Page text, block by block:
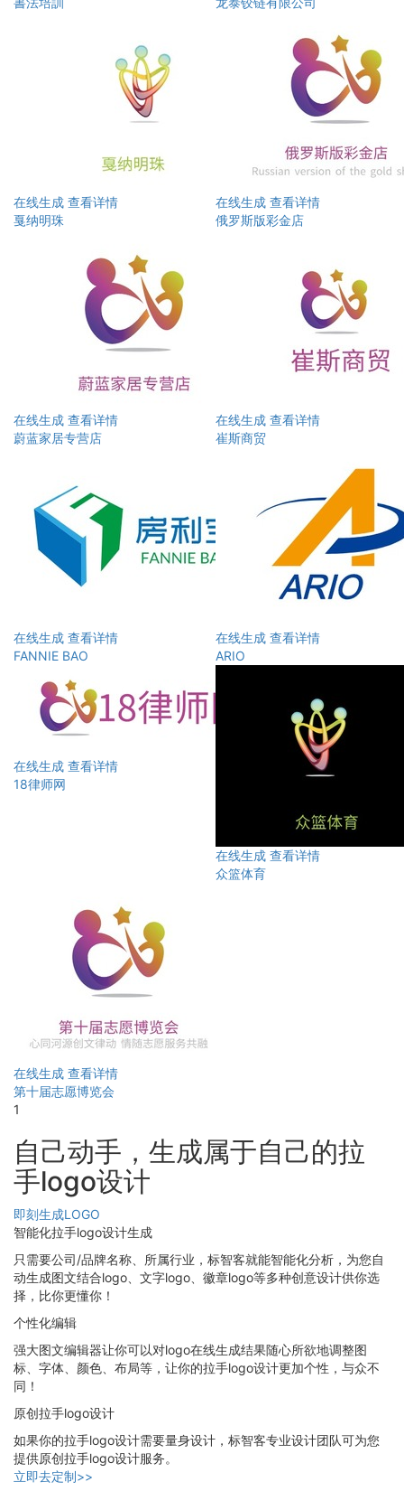
在线生成 查看详情
戛纳明珠
在线生成 查看详情
俄罗斯版彩金店
在线生成 查看详情
蔚蓝家居专营店
在线生成 查看详情
崔斯商贸
在线生成 查看详情
FANNIE BAO
在线生成 查看详情
ARIO
在线生成 查看详情
18律师网
在线生成 查看详情
众篮体育
在线生成 查看详情
第十届志愿博览会
1
自己动手，生成属于自己的拉
手logo设计
即刻生成LOGO
智能化拉手logo设计生成
只需要公司/品牌名称、所属行业，标智客就能智能化分析，为您自
动生成图文结合logo、文字logo、徽章logo等多种创意设计供你选
择，比你更懂你！
个性化编辑
强大图文编辑器让你可以对logo在线生成结果随心所欲地调整图
标、字体、颜色、布局等，让你的拉手logo设计更加个性，与众不
同！
原创拉手logo设计
如果你的拉手logo设计需要量身设计，标智客专业设计团队可为您
提供原创拉手logo设计服务。
立即去定制>>